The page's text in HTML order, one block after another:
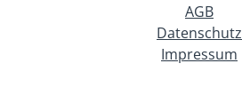
AGB
Datenschutz
Impressum